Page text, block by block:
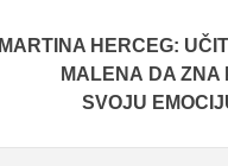
MARTINA HERCEG:
MALENA DA ZNA
SVOJU